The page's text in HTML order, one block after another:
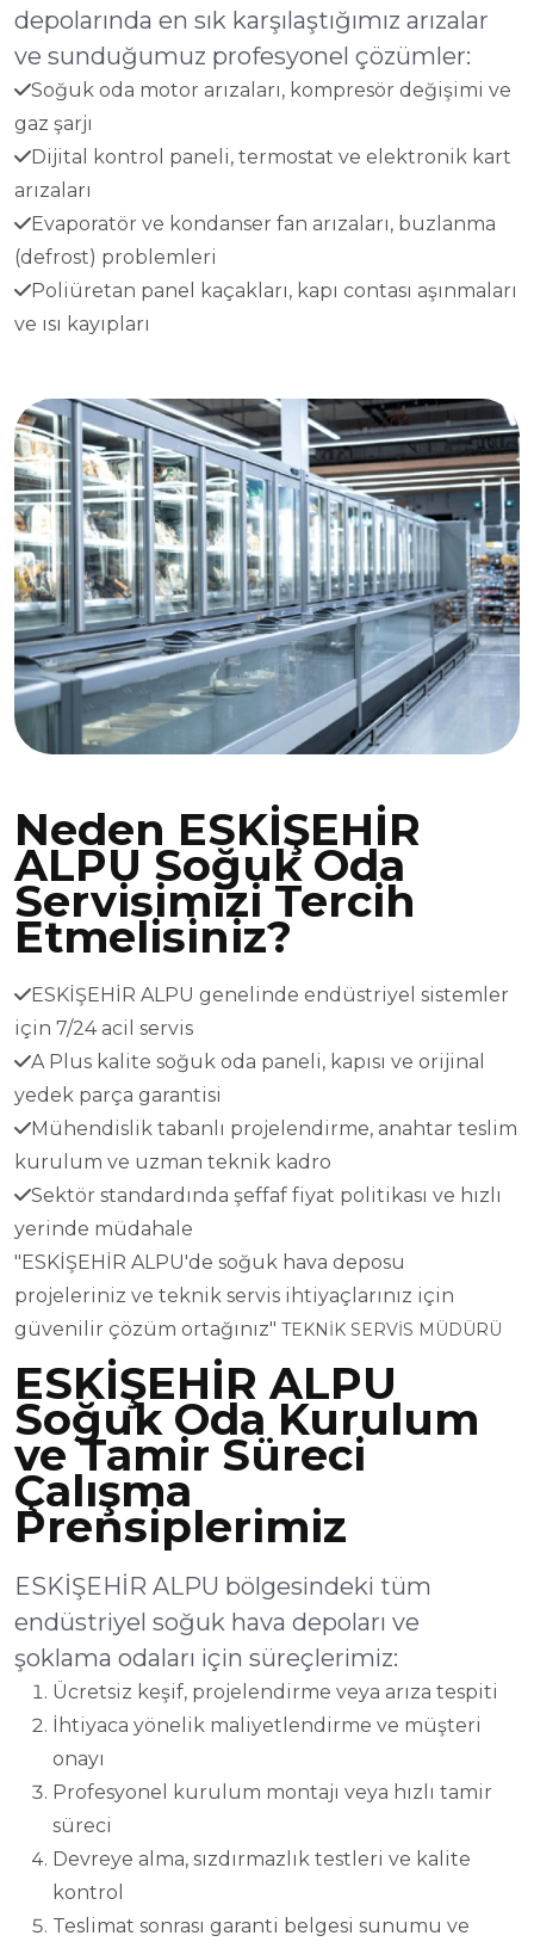
depolarında en sık karşılaştığımız arızalar
ve sunduğumuz profesyonel çözümler:
Soğuk oda motor arızaları, kompresör değişimi ve
gaz şarjı
Dijital kontrol paneli, termostat ve elektronik kart
arızaları
Evaporatör ve kondanser fan arızaları, buzlanma
(defrost) problemleri
Poliüretan panel kaçakları, kapı contası aşınmaları
ve ısı kayıpları
Neden ESKİŞEHİR
ALPU Soğuk Oda
Servisimizi Tercih
Etmelisiniz?
ESKİŞEHİR ALPU genelinde endüstriyel sistemler
için 7/24 acil servis
A Plus kalite soğuk oda paneli, kapısı ve orijinal
yedek parça garantisi
Mühendislik tabanlı projelendirme, anahtar teslim
kurulum ve uzman teknik kadro
Sektör standardında şeffaf fiyat politikası ve hızlı
yerinde müdahale
"ESKİŞEHİR ALPU'de soğuk hava deposu
projeleriniz ve teknik servis ihtiyaçlarınız için
güvenilir çözüm ortağınız" TEKNİK SERVİS MÜDÜRÜ
ESKİŞEHİR ALPU
Soğuk Oda Kurulum
ve Tamir Süreci
Çalışma
Prensiplerimiz
ESKİŞEHİR ALPU bölgesindeki tüm
endüstriyel soğuk hava depoları ve
şoklama odaları için süreçlerimiz:
Ücretsiz keşif, projelendirme veya arıza tespiti
İhtiyaca yönelik maliyetlendirme ve müşteri
onayı
Profesyonel kurulum montajı veya hızlı tamir
süreci
Devreye alma, sızdırmazlık testleri ve kalite
kontrol
Teslimat sonrası garanti belgesi sunumu ve